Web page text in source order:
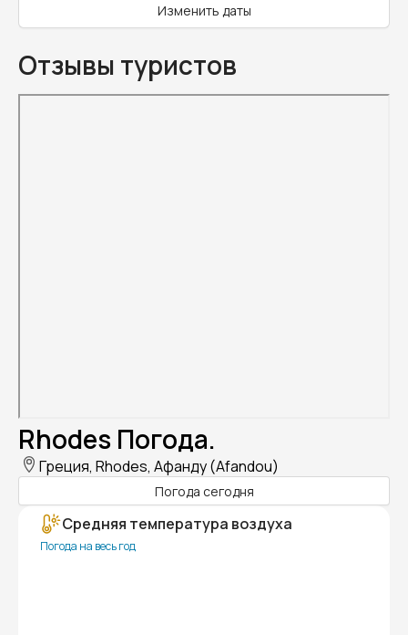
Изменить даты
Отзывы туристов
Rhodes Погода.
Греция, Rhodes, Афанду (Afandou)
Погода сегодня
Средняя температура воздуха
Погода на весь год